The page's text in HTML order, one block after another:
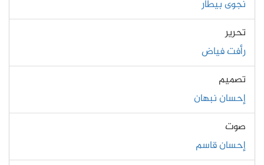
نجوى بيطار
تحرير
رأفت فياض
تصميم
إحسان نبهان
صوت
إحسان قاسم